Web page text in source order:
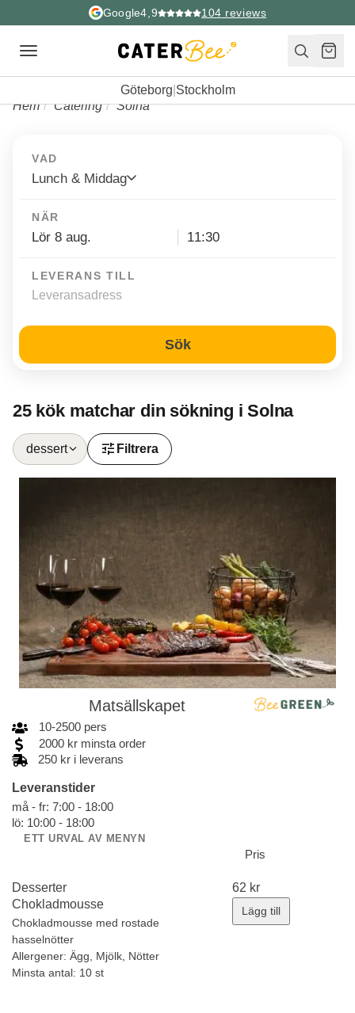
Google4,9 104 reviews
Toggle
Göteborg Stockholm
Hem
Catering Solna
VAD
Lunch & Middag
NÄR
LEVERANS TILL
Sök
25 kök matchar din sökning i Solna
dessert tune Filtrera
Matsällskapet
10-2500 pers
2000 kr minsta order
250 kr i leverans
Leveranstider
må - fr: 7:00 - 18:00
lö: 10:00 - 18:00
ETT URVAL AV MENYN
Pris
Desserter
Chokladmousse
Chokladmousse med rostade
hasselnötter
Allergener: Ägg, Mjölk, Nötter
Minsta antal: 10 st
62 kr
Lägg till